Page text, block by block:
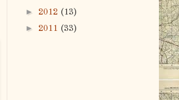
► 2012 (13)
► 2011 (33)